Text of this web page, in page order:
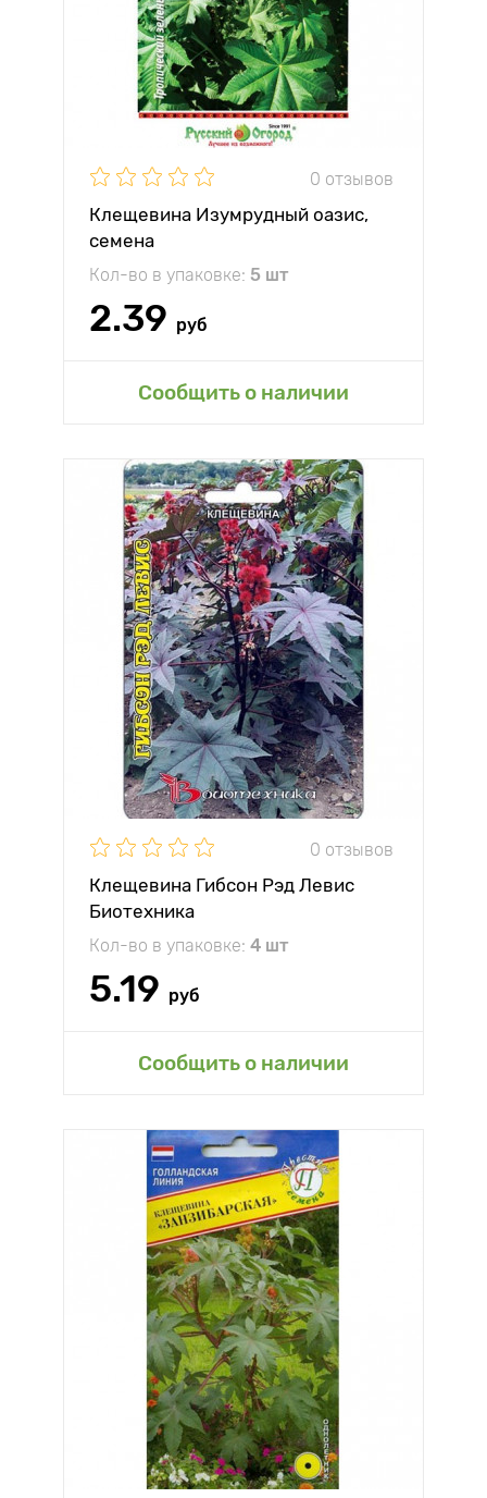
0 отзывов
Клещевина Изумрудный оазис,
семена
Кол-во в упаковке: 5 шт
2.39 руб
Сообщить о наличии
0 отзывов
Клещевина Гибсон Рэд Левис
Биотехника
Кол-во в упаковке: 4 шт
5.19 руб
Сообщить о наличии